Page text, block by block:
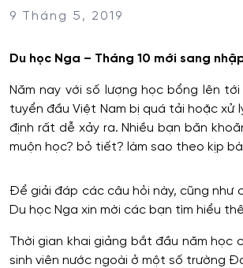
9 Tháng 5, 2019
Du học Nga – Tháng 10 mới sang
Năm nay với số lượng học bổng lên
tuyển đầu Việt Nam bị quá tải hoặc xử
định rất dễ xảy ra. Nhiều bạn băn
muộn học? bỏ tiết? làm sao theo kịp
Để giải đáp các câu hỏi này, cũng
Du học Nga xin mời các bạn tìm hiểu
Thời gian khai giảng bắt đầu năm học
sinh viên nước ngoài ở một số trường